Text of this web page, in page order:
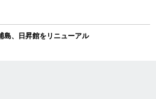
、日昇館をリニューアル